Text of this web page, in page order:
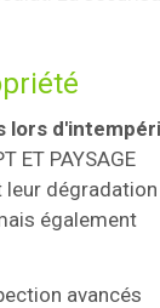
lors
ET PAYSAGE
leur dégradation
également
avancés